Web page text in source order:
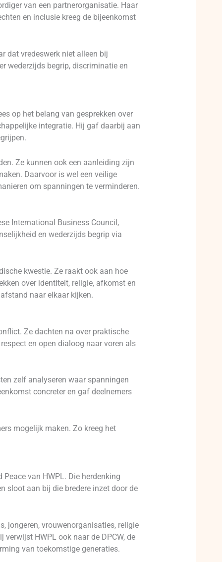
van een partnerorganisatie. Haar
en inclusie kreeg de bijeenkomst
dat vredeswerk niet alleen bij
wederzijds begrip, discriminatie en
op het belang van gesprekken over
integratie. Hij gaf daarbij aan
Ze kunnen ook een aanleiding zijn
Daarvoor is wel een veilige
om spanningen te verminderen.
International Business Council,
en wederzijds begrip via
kwestie. Ze raakt ook aan hoe
over identiteit, religie, afkomst en
naar elkaar kijken.
Ze dachten na over praktische
en open dialoog naar voren als
zelf analyseren waar spanningen
concreter en gaf deelnemers
mogelijk maken. Zo kreeg het
van HWPL. Die herdenking
sloot aan bij die bredere inzet door de
jongeren, vrouwenorganisaties, religie
HWPL ook naar de DPCW, de
van toekomstige generaties.